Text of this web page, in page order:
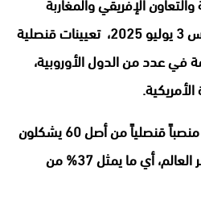
المقيمين بالخارج، يوم الخميس 3 يوليو 2025، تعيينات قنصلية
عامة في عدد من الدول الأوروبية،
وشملت هذه التعيينات 22 منصباً قنصلياً من أصل 60 يشكلون
الشبكة القنصلية المغربية عبر العالم، أي ما يمثل 37% من